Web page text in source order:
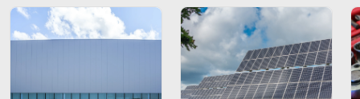
Serie SH
Cabezales de
calentamiento